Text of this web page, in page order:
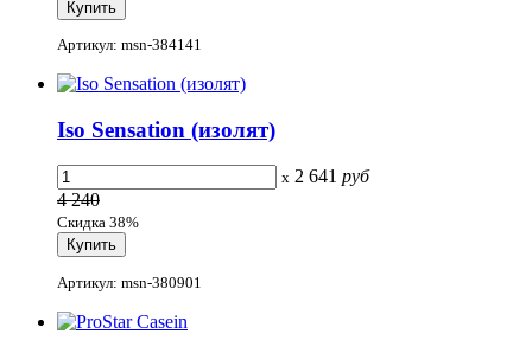
Артикул: msn-384141
Iso Sensation (изолят)
x 2 641 руб
4 240
Скидка 38%
Артикул: msn-380901